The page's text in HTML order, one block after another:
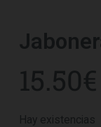
15.50€
Hay existencias